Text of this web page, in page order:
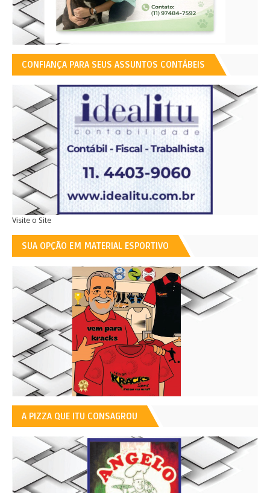
CONFIANÇA PARA SEUS ASSUNTOS CONTÁBEIS
Visite o Site
SUA OPÇÃO EM MATERIAL ESPORTIVO
A PIZZA QUE ITU CONSAGROU